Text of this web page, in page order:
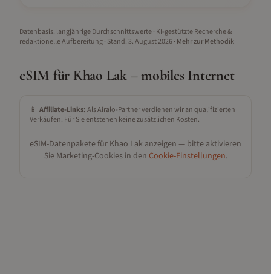
Datenbasis: langjährige Durchschnittswerte · KI-gestützte Recherche &
redaktionelle Aufbereitung· Stand: 3. August 2026· Mehr zur Methodik
eSIM für Khao Lak– mobiles Internet
📱 Affiliate-Links:Als Airalo-Partner verdienen wir an qualifizierten
Verkäufen. Für Sie entstehen keine zusätzlichen Kosten.
eSIM-Datenpakete für Khao Lak anzeigen — bitte aktivieren
Sie Marketing-Cookies in den Cookie-Einstellungen.